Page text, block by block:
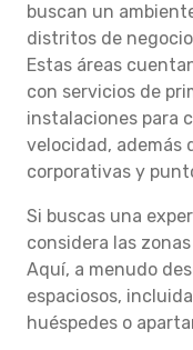
buscan un
distritos de
Estas áreas
con servicios de
instalaciones para
velocidad, además
corporativas y
Si buscas una
considera las
Aquí, a menudo
espaciosos,
huéspedes o